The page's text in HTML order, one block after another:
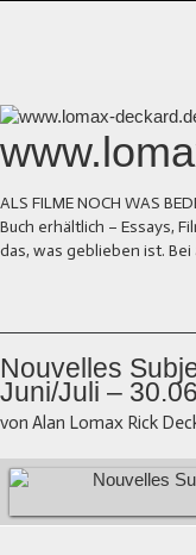
ALS FILME NOCH WAS
Buch erhältlich – Essays,
das, was geblieben ist.
Nouvelles
Juni/Juli –
von Alan Lomax Rick